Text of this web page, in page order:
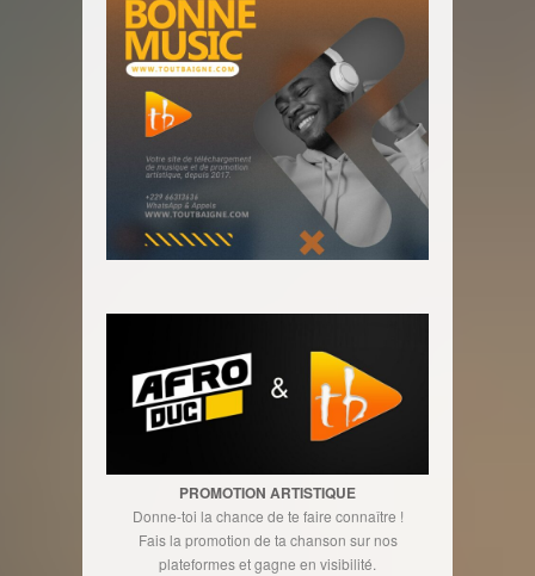
PROMOTION ARTISTIQUE
Donne-toi la chance de te faire connaître !
Fais la promotion de ta chanson sur nos
plateformes et gagne en visibilité.